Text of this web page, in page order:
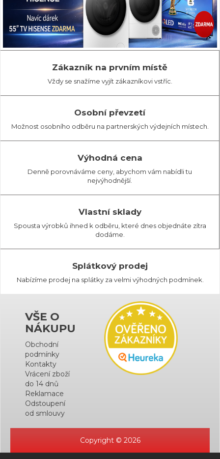
Zákazník na prvním místě
Vždy se snažíme vyjít zákazníkovi vstříc.
Osobní převzetí
Možnost osobního odběru na partnerských výdejních místech.
Výhodná cena
Denně porovnáváme ceny, abychom vám nabídli tu
nejvýhodnější.
Vlastní sklady
Spousta výrobků ihned k odběru, které dnes objednáte zítra
dodáme.
Splátkový prodej
Nabízíme prodej na splátky za velmi výhodných podmínek.
VŠE O
NÁKUPU
Obchodní
podmínky
Kontakty
Vrácení zboží
do 14 dnů
Reklamace
Odstoupení
od smlouvy
Copyright © 2026